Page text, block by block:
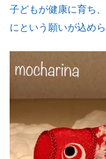
子どもが健康に育ち
にという願いが込め